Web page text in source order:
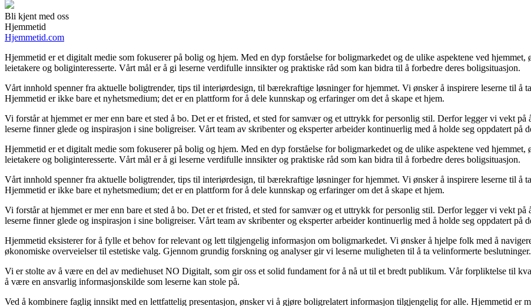
Bli kjent med oss
Hjemmetid
Hjemmetid.com
Hjemmetid er et digitalt medie som fokuserer på bolig og hjem. Med en dyp forståelse for boligmarkedet og de ulike aspektene ved
leietakere og boliginteresserte. Vårt mål er å gi leserne verdifulle innsikter og praktiske råd som kan bidra til å forbedre deres boligsituasjon.
Vårt innhold spenner fra aktuelle boligtrender, tips til interiørdesign, til bærekraftige løsninger for hjemmet. Vi ønsker å inspirere leserne til å
Hjemmetid er ikke bare et nyhetsmedium; det er en plattform for å dele kunnskap og erfaringer om det å skape et hjem.
Vi forstår at hjemmet er mer enn bare et sted å bo. Det er et fristed, et sted for samvær og et uttrykk for personlig stil. Derfor legger vi vekt på
leserne finner glede og inspirasjon i sine boligreiser. Vårt team av skribenter og eksperter arbeider kontinuerlig med å holde seg oppdatert på
Hjemmetid er et digitalt medie som fokuserer på bolig og hjem. Med en dyp forståelse for boligmarkedet og de ulike aspektene ved
leietakere og boliginteresserte. Vårt mål er å gi leserne verdifulle innsikter og praktiske råd som kan bidra til å forbedre deres boligsituasjon.
Vårt innhold spenner fra aktuelle boligtrender, tips til interiørdesign, til bærekraftige løsninger for hjemmet. Vi ønsker å inspirere leserne til å
Hjemmetid er ikke bare et nyhetsmedium; det er en plattform for å dele kunnskap og erfaringer om det å skape et hjem.
Vi forstår at hjemmet er mer enn bare et sted å bo. Det er et fristed, et sted for samvær og et uttrykk for personlig stil. Derfor legger vi vekt på
leserne finner glede og inspirasjon i sine boligreiser. Vårt team av skribenter og eksperter arbeider kontinuerlig med å holde seg oppdatert på
Hjemmetid eksisterer for å fylle et behov for relevant og lett tilgjengelig informasjon om boligmarkedet. Vi ønsker å hjelpe folk med å
økonomiske overveielser til estetiske valg. Gjennom grundig forskning og analyser gir vi leserne muligheten til å ta velinformerte beslutninger.
Vi er stolte av å være en del av mediehuset NO Digitalt, som gir oss et solid fundament for å nå ut til et bredt publikum. Vår forpliktelse til
å være en ansvarlig informasjonskilde som leserne kan stole på.
Ved å kombinere faglig innsikt med en lettfattelig presentasjon, ønsker vi å gjøre boligrelatert informasjon tilgjengelig for alle. Hjemmetid er